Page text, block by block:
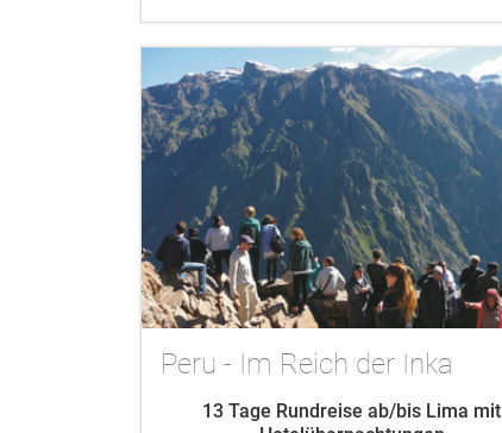
Peru - Im Reich der Inka
13 Tage Rundreise ab/bis Lima mit